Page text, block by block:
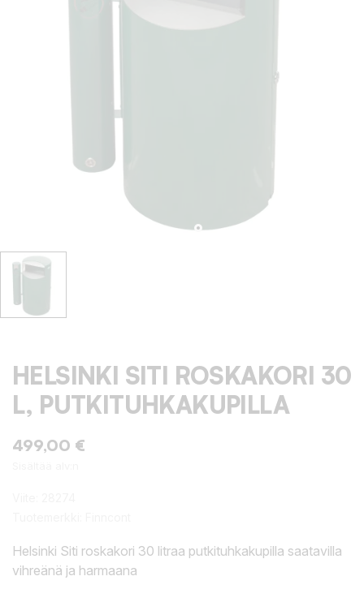
HELSINKI SITI ROSKAKORI 30
L, PUTKITUHKAKUPILLA
499,00 €
Helsinki Siti roskakori 30 litraa putkituhkakupilla saatavilla
vihreänä ja harmaana